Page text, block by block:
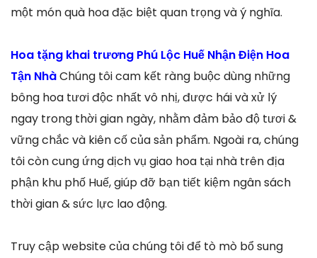
một món quà hoa đặc biệt quan trọng và ý nghĩa.
Hoa tặng khai trương Phú Lộc Huế Nhận Điện Hoa
Tận NhàChúng tôi cam kết ràng buộc dùng những
bông hoa tươi độc nhất vô nhị, được hái và xử lý
ngay trong thời gian ngày, nhằm đảm bảo độ tươi &
vững chắc và kiên cố của sản phẩm. Ngoài ra, chúng
tôi còn cung ứng dịch vụ giao hoa tại nhà trên địa
phận khu phố Huế, giúp đỡ bạn tiết kiệm ngân sách
thời gian & sức lực lao động.
Truy cập website của chúng tôi để tò mò bổ sung